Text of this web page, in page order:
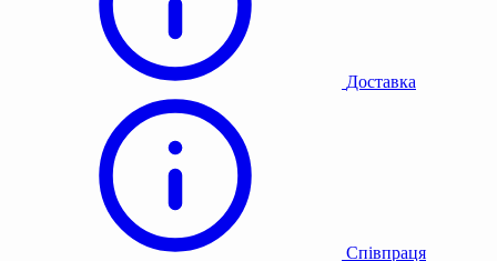
Доставка
Співпраця